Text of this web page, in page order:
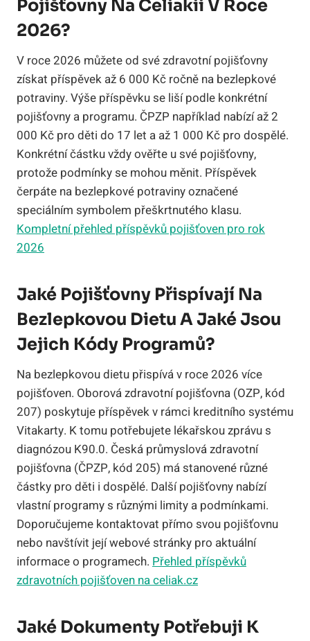
Pojišťovny Na Celiakii V Roce
2026?
V roce 2026 můžete od své zdravotní pojišťovny
získat příspěvek až 6 000 Kč ročně na bezlepkové
potraviny. Výše příspěvku se liší podle konkrétní
pojišťovny a programu. ČPZP například nabízí až 2
000 Kč pro děti do 17 let a až 1 000 Kč pro dospělé.
Konkrétní částku vždy ověřte u své pojišťovny,
protože podmínky se mohou měnit. Příspěvek
čerpáte na bezlepkové potraviny označené
speciálním symbolem přeškrtnutého klasu.
Kompletní přehled příspěvků pojišťoven pro rok
2026
Jaké Pojišťovny Přispívají Na
Bezlepkovou Dietu A Jaké Jsou
Jejich Kódy Programů?
Na bezlepkovou dietu přispívá v roce 2026 více
pojišťoven. Oborová zdravotní pojišťovna (OZP, kód
207) poskytuje příspěvek v rámci kreditního systému
Vitakarty. K tomu potřebujete lékařskou zprávu s
diagnózou K90.0. Česká průmyslová zdravotní
pojišťovna (ČPZP, kód 205) má stanovené různé
částky pro děti i dospělé. Další pojišťovny nabízí
vlastní programy s různými limity a podmínkami.
Doporučujeme kontaktovat přímo svou pojišťovnu
nebo navštívit její webové stránky pro aktuální
informace o programech. Přehled příspěvků
zdravotních pojišťoven na celiak.cz
Jaké Dokumenty Potřebuji K